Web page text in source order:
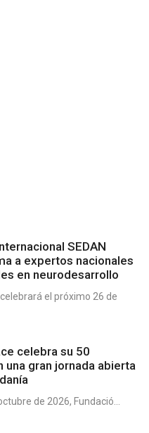
SEDAN
a expertos nacionales
en neurodesarrollo
el próximo 26 de
celebra su 50
una gran jornada abierta
de 2026, Fundació...